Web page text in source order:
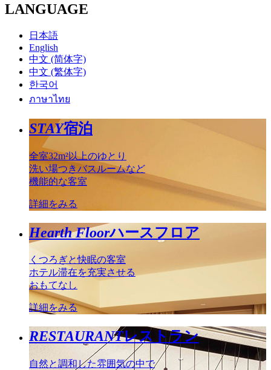
LANGUAGE
日本語
English
中文 (简体字)
中文 (繁体字)
한국어
ภาษาไทย
STAY宿泊
全室32m²以上のゆとり
洗い場つきバスルームなど
機能的な客室
詳細をみる
Hearth Floorハースフロア
くつろぎと快眠の客室
ホテル滞在を充実させる
おもてなし
詳細をみる
RESTAURANTレストラン
自然と調和した雰囲気の中で